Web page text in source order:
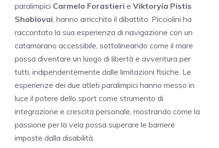
paralimpici Carmelo Forastieri e Viktoryia Pistis
Shablovai , hanno arricchito il dibattito. Picciolini ha
raccontato la sua esperienza di navigazione con un
catamarano accessibile, sottolineando come il mare
possa diventare un luogo di libertà e avventura per
tutti, indipendentemente dalle limitazioni fisiche. Le
esperienze dei due atleti paralimpici hanno messo in
luce il potere dello sport come strumento di
integrazione e crescita personale, mostrando come la
passione per la vela possa superare le barriere
imposte dalla disabilità.